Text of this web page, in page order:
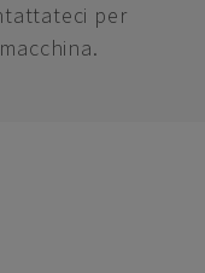
per